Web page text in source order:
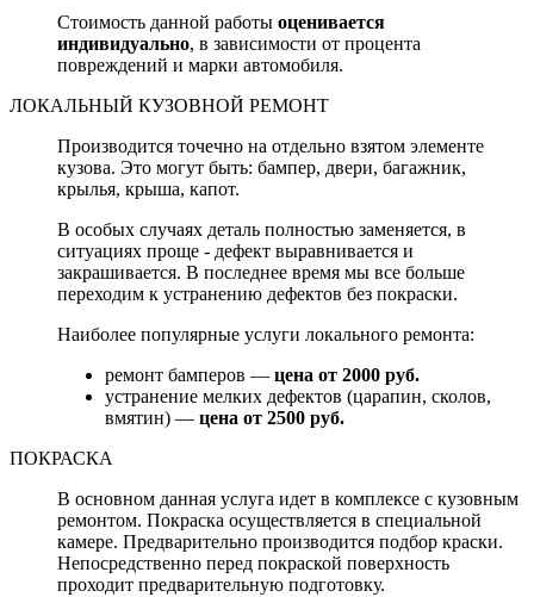
Стоимость данной работы оценивается
индивидуально, в зависимости от процента
повреждений и марки автомобиля.
ЛОКАЛЬНЫЙ КУЗОВНОЙ РЕМОНТ
Производится точечно на отдельно взятом элементе
кузова. Это могут быть: бампер, двери, багажник,
крылья, крыша, капот.
В особых случаях деталь полностью заменяется, в
ситуациях проще - дефект выравнивается и
закрашивается. В последнее время мы все больше
переходим к устранению дефектов без покраски.
Наиболее популярные услуги локального ремонта:
ремонт бамперов — цена от 2000 руб.
устранение мелких дефектов (царапин, сколов,
вмятин) — цена от 2500 руб.
ПОКРАСКА
В основном данная услуга идет в комплексе с кузовным
ремонтом. Покраска осуществляется в специальной
камере. Предварительно производится подбор краски.
Непосредственно перед покраской поверхность
проходит предварительную подготовку.